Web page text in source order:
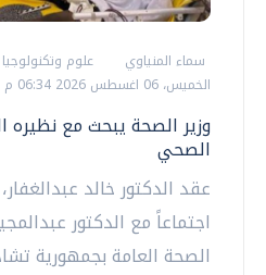
سماء المنياوي
علوم وتكنولوجيا
الخميس، 06 اغسطس 2026 06:34 م
وزير الصحة يبحث مع نظيره
الصحي
عقد الدكتور خالد
اجتماعاً مع الدكتور
الصحة العامة بجمهورية